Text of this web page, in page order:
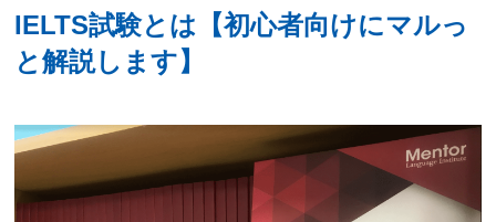
IELTS試験とは【初心者向けにマルっ
と解説します】